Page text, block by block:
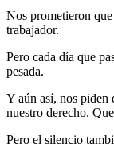
Nos prometieron
trabajador.
Pero cada día que
pesada.
Y aún así, nos piden
nuestro derecho.
Pero el silencio